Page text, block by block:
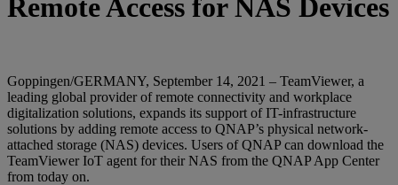
Remote Access for NAS Devices
Goppingen/GERMANY, September 14, 2021 – TeamViewer, a
leading global provider of remote connectivity and workplace
digitalization solutions, expands its support of IT-infrastructure
solutions by adding remote access to QNAP’s physical network-
attached storage (NAS) devices. Users of QNAP can download the
TeamViewer IoT agent for their NAS from the QNAP App Center
from today on.